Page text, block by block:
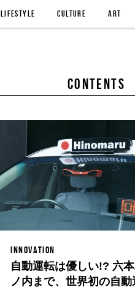
LIFESTYLE CULTURE ART
contents
INNOVATION
自動運転は優しい!? 六
ノ内まで、世界初の自動